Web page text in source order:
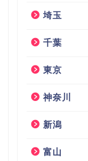
埼玉
千葉
東京
神奈川
新潟
富山